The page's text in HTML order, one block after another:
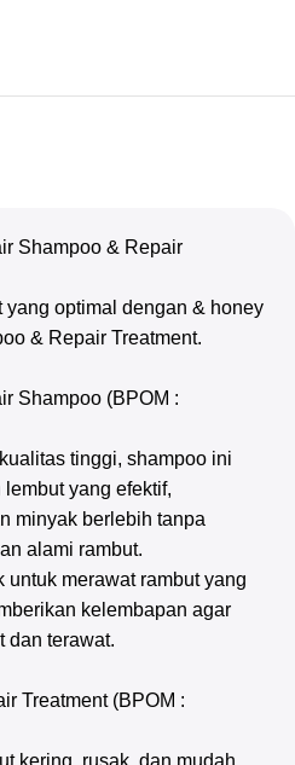
Shampoo & Repair
yang optimal dengan & honey
& Repair Treatment.
Shampoo (BPOM :
tinggi, shampoo ini
yang efektif,
minyak berlebih tanpa
alami rambut.
merawat rambut yang
kelembapan agar
dan terawat.
Treatment (BPOM :
kering, rusak, dan mudah